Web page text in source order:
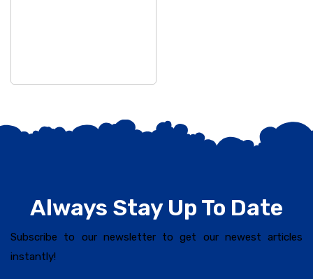
Always Stay Up To Date
Subscribe to our newsletter to get our newest articles
instantly!